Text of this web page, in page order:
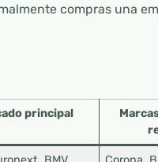
compras una
principal